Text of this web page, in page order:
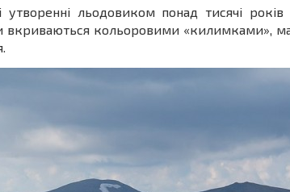
льодовиком понад тисячі років
вкриваються кольоровими «килимками»,